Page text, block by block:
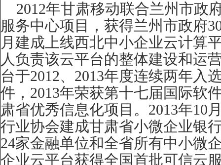
2012年甘肃移动联合兰州市政
服务中心项目，获得兰州市政府
月建成上线西北中小企业云计算
人负责该云平台的整体建设和运
台于2012、 2013年度连续两年入
件， 2013年荣获第十七届国际软
肃省优秀信息化项目。 2013年10
行业协会建成甘肃省小微企业银
24家金融单位和全省所有中小微
企业云平台获得全国首批可信云